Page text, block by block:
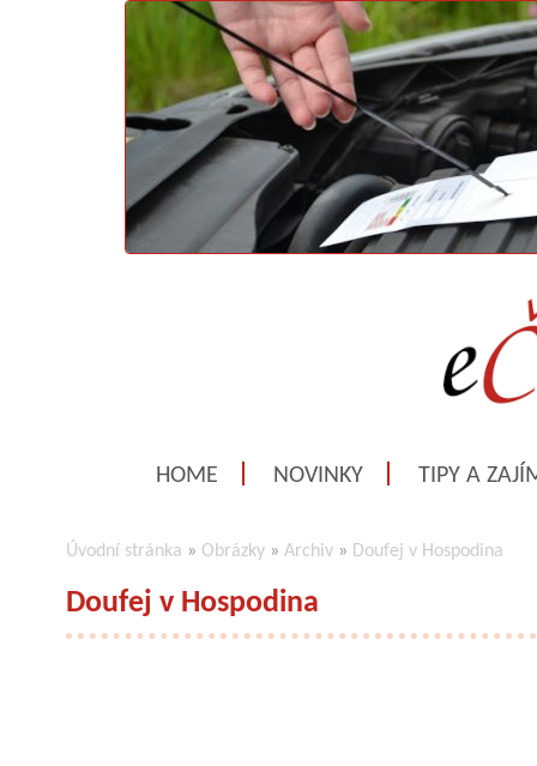
HOME NOVINKY TIPY A
Úvodní stránka » Obrázky » Archiv » Doufej v Hospodina
Doufej v Hospodina